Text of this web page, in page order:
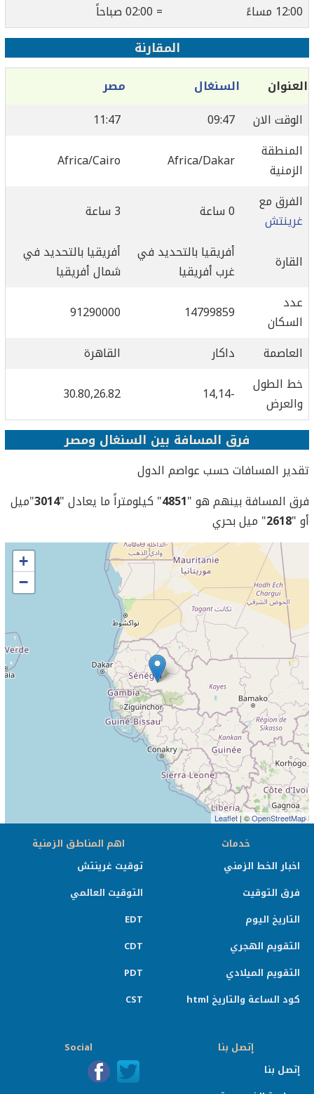
12:00 مساءً
= 02:00 صباحاً
المقارنة
العنوان السنغال
مصر
الوقت الان
09:47
11:47
المنطقة
الزمنية
Africa/Dakar
Africa/Cairo
الفرق مع
غرينتش
0 ساعة 3 ساعة
القارة
أفريقيا بالتحديد في
غرب أفريقيا
أفريقيا بالتحديد في
شمال أفريقيا
عدد
السكان
14799859
91290000
العاصمة
داكار
القاهرة
خط الطول
والعرض
-14,14
30.80,26.82
فرق المسافة بين السنغال ومصر
تقدير المسافات حسب عواصم الدول
فرق المسافة بينهم هو "4851" كيلومتراً ما يعادل "3014"ميل
أو "2618" ميل بحري
+
−
Leaflet | ©OpenStreetMap
خدمات
اخبار الخط الزمني
فرق التوقيت
التاريخ اليوم
التقويم الهجري
التقويم الميلادي
كود الساعة والتاريخ html
اهم المناطق الزمنية
توقيت غرينتش
التوقيت العالمي
EDT
CDT
PDT
CST
إتصل بنا
إتصل بنا
Social